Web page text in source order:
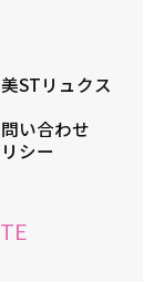
美STリュクス
い合わせ
シー